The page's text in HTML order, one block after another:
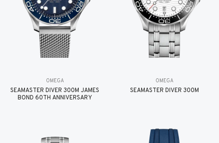
OMEGA
SEAMASTER DIVER 300M JAMES
BOND 60TH ANNIVERSARY
OMEGA
SEAMASTER DIVER 300M